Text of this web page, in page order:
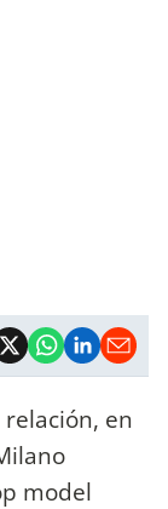
en
model